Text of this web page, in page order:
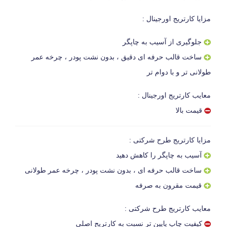
مزایا کارتریج اورجینال :
جلوگیری از آسیب به چاپگر
ساخت قالب حرفه ای دقیق ، بدون نشت پودر ، چرخه عمر
طولانی تر و با دوام تر
معایب کارتریج اورجینال :
قیمت بالا
مزایا کارتریج طرح شرکتی :
آسیب به چاپگر را کاهش دهید
ساخت قالب حرفه ای ، بدون نشت پودر ، چرخه عمر طولانی
قیمت مقرون به صرفه
معایب کارتریج طرح شرکتی :
کیفیت چاپ پایین تر نسبت به کارتریج اصلی